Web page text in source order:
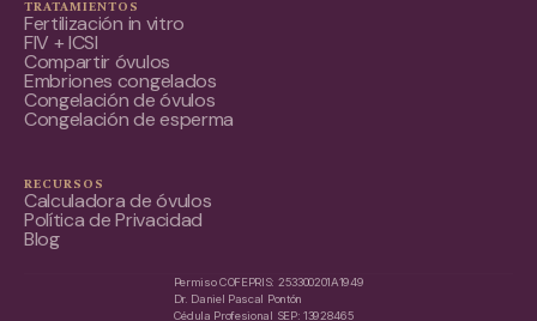
TRATAMIENTOS
Fertilización in vitro
FIV + ICSI
Compartir óvulos
Embriones congelados
Congelación de óvulos
Congelación de esperma
RECURSOS
Calculadora de óvulos
Política de Privacidad
Blog
Permiso COFEPRIS: 253300201A1949
Dr. Daniel Pascal Pontón
Cédula Profesional SEP: 13928465